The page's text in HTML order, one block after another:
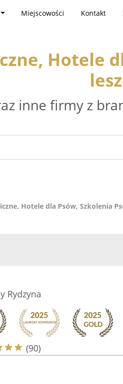
Miejscowości Kontakt
Hotele
inne firmy z
Hotele dla Psów, Szkolenia
Rydzyna
(90)